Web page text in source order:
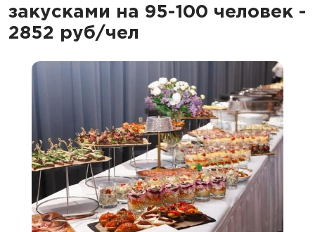
закусками на 95-100 человек -
2852 руб/чел